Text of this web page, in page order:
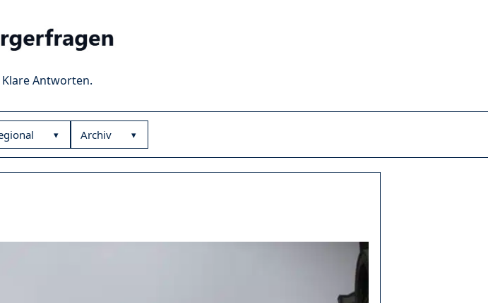
Antworten.
Archiv